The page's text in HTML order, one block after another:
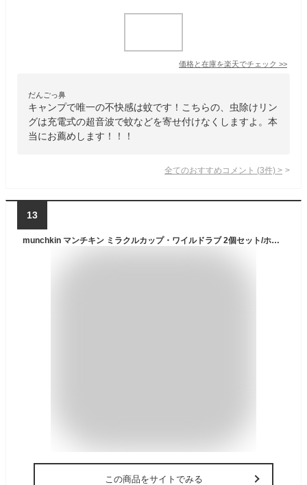
価格と在庫を楽天でチェック >>
だんごっ鼻
キャンプで唯一の不快感は蚊です！こちらの、虫除けリン
グは充電式の超音波で蚊などを寄せ付けなくしますよ。本
当にお薦めします！！！
全てのおすすめコメント (3件) >
13
munchkin マンチキン ミラクルカップ・ワイルドラブ 2個セット/ホッキョクグマ&シャチ FDMU17344
この商品をサイトでみる